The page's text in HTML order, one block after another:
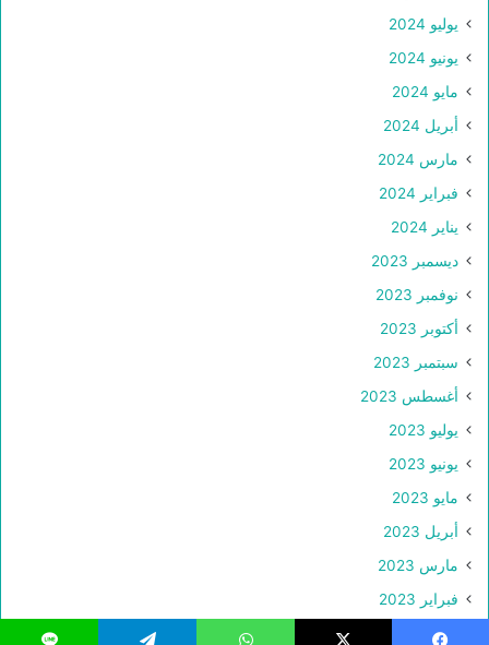
يوليو 2024
يونيو 2024
مايو 2024
أبريل 2024
مارس 2024
فبراير 2024
يناير 2024
ديسمبر 2023
نوفمبر 2023
أكتوبر 2023
سبتمبر 2023
أغسطس 2023
يوليو 2023
يونيو 2023
مايو 2023
أبريل 2023
مارس 2023
فبراير 2023
يناير 2023